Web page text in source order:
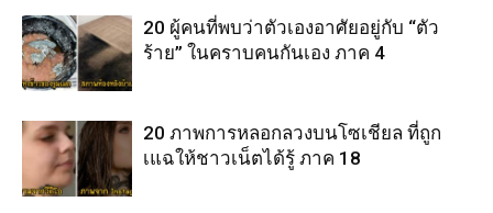
20 ผู้คนที่พบว่าตัวเองอาศัยอยู่กับ “ตัว
ร้าย” ในคราบคนกันเอง ภาค 4
20 ภาพการหลอกลวงบนโซเชียล ที่ถูก
เแฉให้ชาวเน็ตได้รู้ ภาค 18